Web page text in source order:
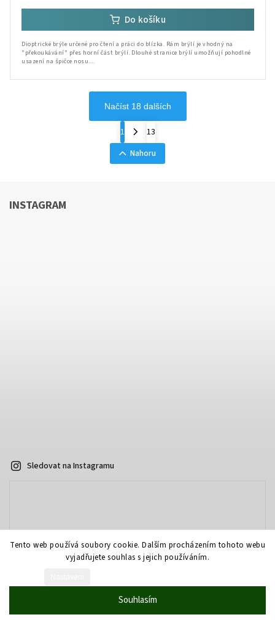
Tento web používá soubory cookie. Dalším procházením tohoto webu
vyjadřujete souhlas s jejich používáním.
Souhlasím
Do košíku
Dioptrické brýle určené pro čtení a práci do blízka. Rám brýlí je vhodný na
"překoukávání" přes horní část brýlí. Dlouhé stranice brýlí umožňují pohodlné
usazení na špičce nosu....
Načíst 18 dalších
1
13
Nahoru
INSTAGRAM
Sledovat na Instagramu
Vytvořil Shoptet